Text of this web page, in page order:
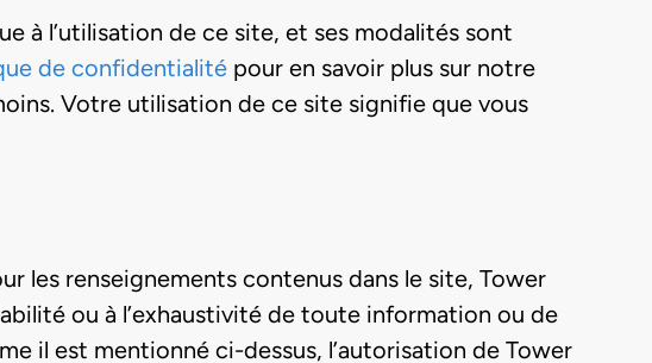
à l’utilisation de ce site, et ses modalités sont
de confidentialité pour en savoir plus sur notre
Votre utilisation de ce site signifie que vous
les renseignements contenus dans le site, Tower
ou à l’exhaustivité de toute information ou de
il est mentionné ci-dessus, l’autorisation de Tower